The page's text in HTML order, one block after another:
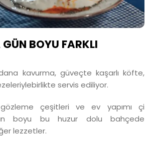
BOYU FARKLI
kavurma, güveçte kaşarlı köfte,
servis ediliyor.
çeşitleri ve ev yapımı çi
bu huzur dolu bahçede
lezzetler.